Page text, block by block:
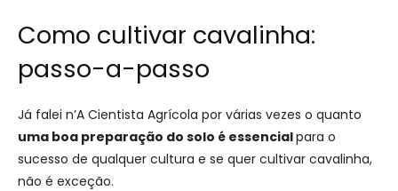
Como cultivar cavalinha:
passo-a-passo
Já falei n’A Cientista Agrícola por várias vezes o quanto
uma boa preparação do solo é essencialpara o
sucesso de qualquer cultura e se quer cultivar cavalinha,
não é exceção.